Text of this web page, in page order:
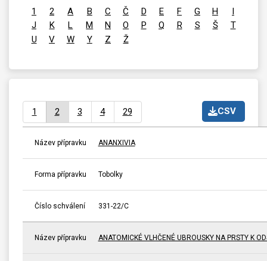
1 2 A B C Č D E F G H
I
J
K L M N O P Q R S Š
T
U
V W Y Z Ž
CSV
1 2 3 4 29
Název přípravku ANANXIVIA
Forma přípravku Tobolky
Číslo schválení 331-22/C
Název přípravku ANATOMICKÉ VLHČENÉ UBROUSKY NA PRSTY K